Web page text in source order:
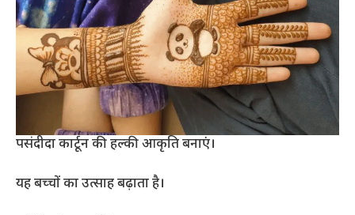
पसंदीदा कार्टून की हल्की आकृति बनाएं।
यह बच्चों का उत्साह बढ़ाता है।